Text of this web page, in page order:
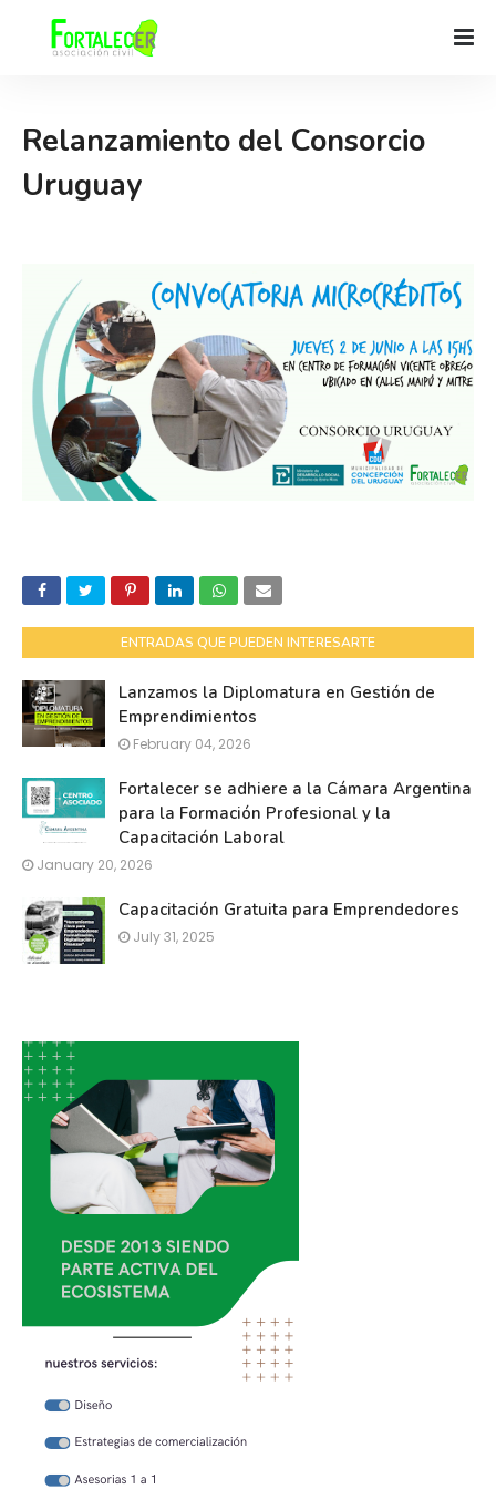
Relanzamiento del Consorcio
Uruguay
ENTRADAS QUE PUEDEN INTERESARTE
Lanzamos la Diplomatura en Gestión de
Emprendimientos
February 04, 2026
Fortalecer se adhiere a la Cámara Argentina
para la Formación Profesional y la
Capacitación Laboral
January 20, 2026
Capacitación Gratuita para Emprendedores
July 31, 2025